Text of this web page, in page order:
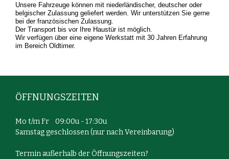
Unsere Fahrzeuge können mit niederländischer, deutscher oder
belgischer Zulassung geliefert werden. Wir unterstützen Sie gerne
bei der französischen Zulassung.
Der Transport bis vor Ihre Haustür ist möglich.
Wir verfügen über eine eigene Werkstatt mit 30 Jahren Erfahrung
im Bereich Oldtimer.
ÖFFNUNGSZEITEN
Mo t/m Fr 09:00u - 17:30u
Samstag geschlossen (nur nach Vereinbarung)
Termin außerhalb der Öffnungszeiten?